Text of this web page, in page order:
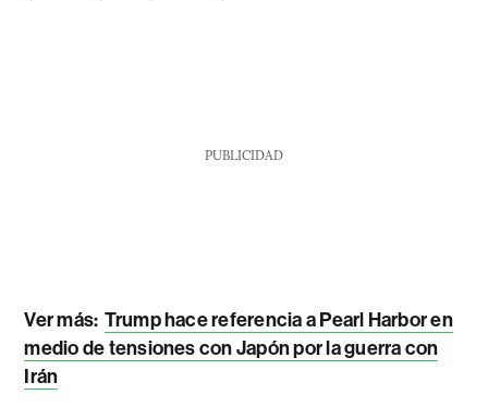
PUBLICIDAD
Ver más: Trump hace referencia a Pearl Harbor en
medio de tensiones con Japón por la guerra con
Irán